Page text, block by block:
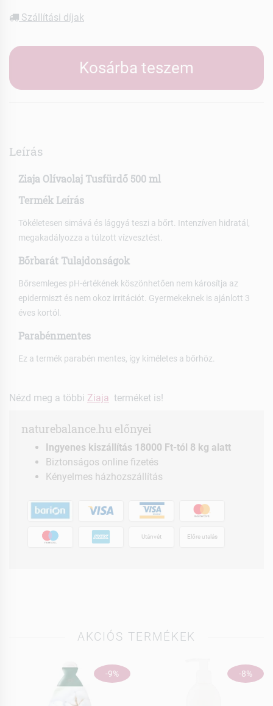
Szállítási díjak
Kosárba teszem
Leírás
Ziaja Olívaolaj Tusfürdő 500 ml
Termék Leírás
Tökéletesen simává és lággyá teszi a bőrt. Intenzíven hidratál,
megakadályozza a túlzott vízvesztést.
Bőrbarát Tulajdonságok
Bőrsemleges pH-értékének köszönhetően nem károsítja az
epidermiszt és nem okoz irritációt. Gyermekeknek is ajánlott 3
éves kortól.
Parabénmentes
Ez a termék parabén mentes, így kíméletes a bőrhöz.
Nézd meg a többi Ziaja terméket is!
naturebalance.hu előnyei
Ingyenes kiszállítás 18000 Ft-tól 8 kg alatt
Biztonságos online fizetés
Kényelmes házhozszállítás
Utánvét Előre utalás
AKCIÓS TERMÉKEK
-9% -8%